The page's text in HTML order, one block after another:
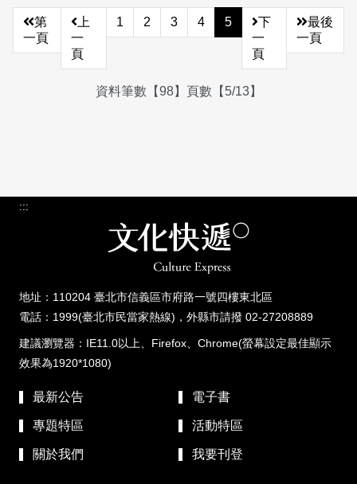
第
一頁
上
一
頁
1 2 3 4 5
下
一
頁
最後
一頁
資料筆數【98】頁數【5/13】
:::
地址：110204 臺北市信義區市府路一號四樓東北區
電話：1999(臺北市民當家熱線)，外縣市請撥 02-27208889
建議瀏覽器：IE11.0以上、Firefox、Chrome(螢幕設定最佳顯示
效果為1920*1080)
最新公告 電子書
專題特區 活動特區
關於我們 我要刊登